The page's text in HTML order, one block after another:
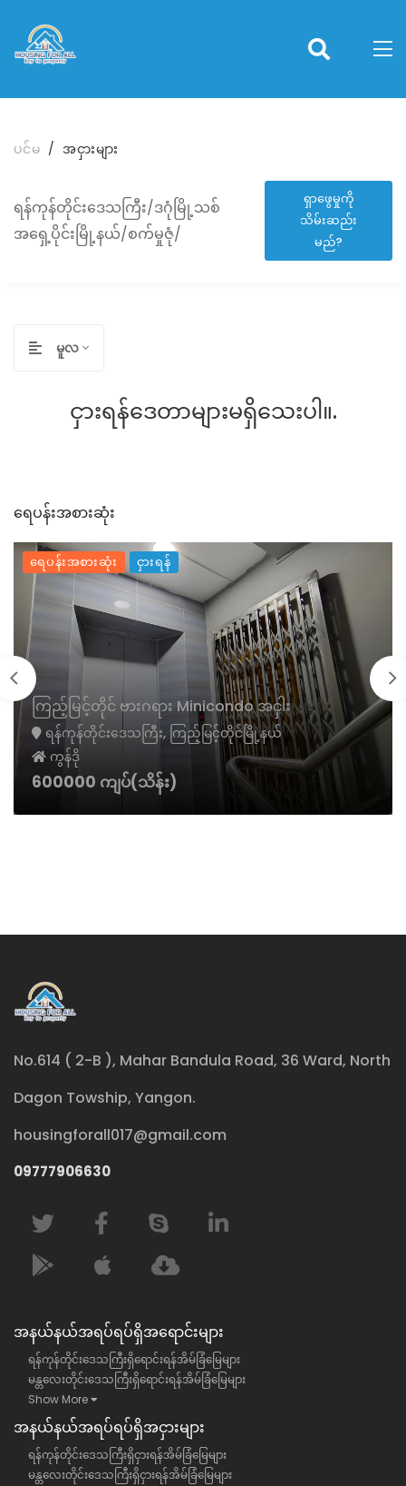
ပင်မ အငှားများ
ရန်ကုန်တိုင်းဒေသကြီး/ဒဂုံမြို့သစ်
အရှေ့ပိုင်းမြို့နယ်/စက်မှုဇုံ/
ရှာဖွေမှုကို
သိမ်းဆည်း
မည်?
မူလ
ငှားရန်ဒေတာများမရှိသေးပါ။.
ရေပန်းအစားဆုံး
ရေပန်းအစားဆုံး ငှားရန်
ကြည့်မြင့်တိုင် ဗားဂရား Minicondo အငှါး
ရန်ကုန်တိုင်းဒေသကြီး, ကြည့်မြင့်တိုင်မြို့နယ်
ကွန်ဒို
600000 ကျပ်(သိန်း)
No.614 ( 2-B ), Mahar Bandula Road, 36 Ward, North
Dagon Towship, Yangon.
housingforall017@gmail.com
09777906630
အနယ်နယ်အရပ်ရပ်ရှိအရောင်းများ
ရန်ကုန်တိုင်းဒေသကြီးရှိရောင်းရန်အိမ်ခြံမြေများ
မန္တလေးတိုင်းဒေသကြီးရှိရောင်းရန်အိမ်ခြံမြေများ
Show More
အနယ်နယ်အရပ်ရပ်ရှိအငှားများ
ရန်ကုန်တိုင်းဒေသကြီးရှိငှားရန်အိမ်ခြံမြေများ
မန္တလေးတိုင်းဒေသကြီးရှိငှားရန်အိမ်ခြံမြေများ